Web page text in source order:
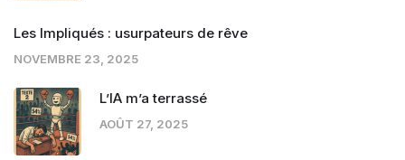
Les Impliqués : usurpateurs de rêve
NOVEMBRE 23, 2025
L’IA m’a terrassé
AOÛT 27, 2025